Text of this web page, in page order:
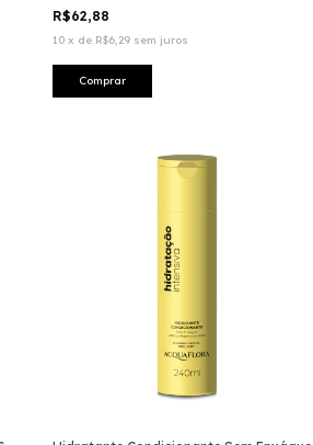
R$62,88
10 x de R$6,29 sem juros